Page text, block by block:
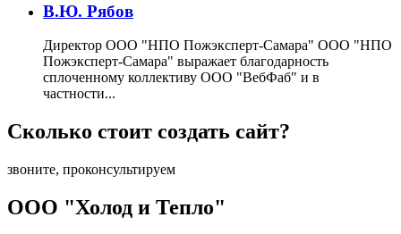
В.Ю. Рябов
Директор ООО "НПО Пожэксперт-Самара" ООО "НПО
Пожэксперт-Самара" выражает благодарность
сплоченному коллективу ООО "ВебФаб" и в
частности...
Сколько стоит создать сайт?
звоните, проконсультируем
OOO "Холод и Тепло"